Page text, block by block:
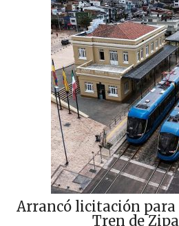
Arrancó licitación para
Tren de